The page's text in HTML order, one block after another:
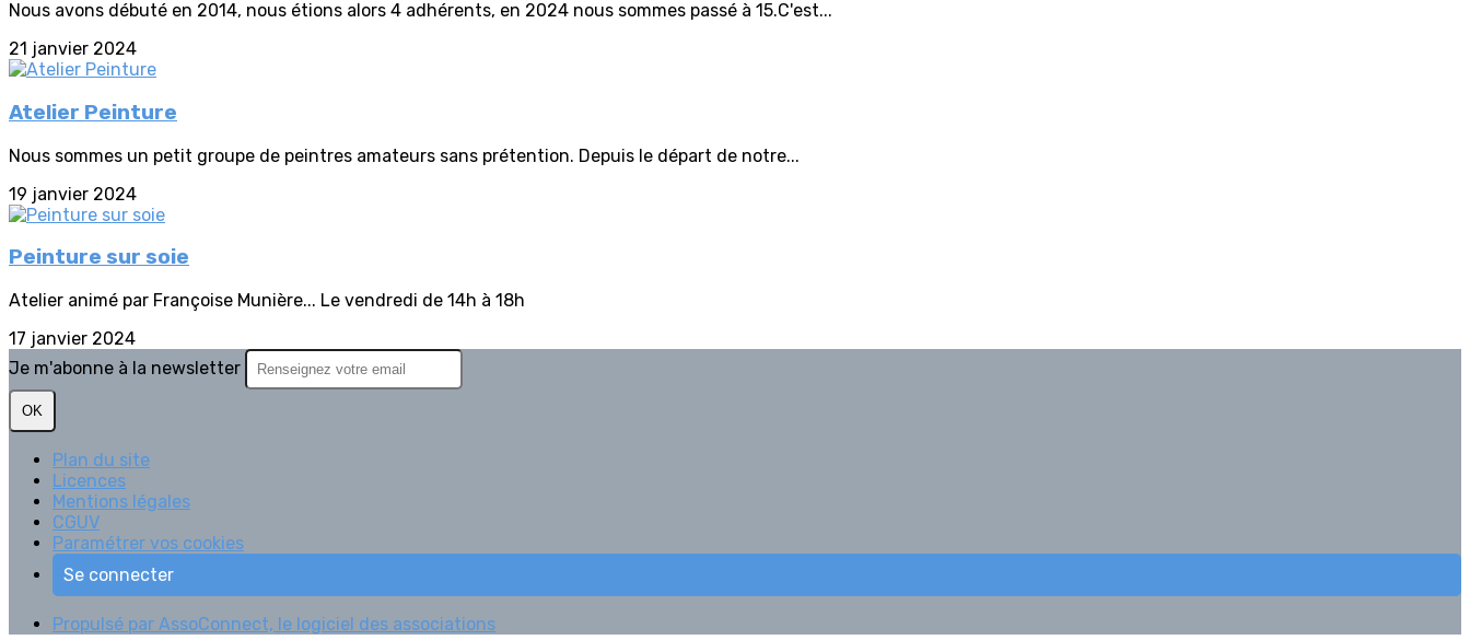
Nous avons débuté en 2014, nous étions alors 4 adhérents, en 2024 nous sommes passé à 15.C'est...
21 janvier 2024
Atelier Peinture
Nous sommes un petit groupe de peintres amateurs sans prétention. Depuis le départ de notre...
19 janvier 2024
Peinture sur soie
Atelier animé par Françoise Munière... Le vendredi de 14h à 18h
17 janvier 2024
Je m'abonne à la newsletter
OK
Plan du site
Licences
Mentions légales
CGUV
Paramétrer vos cookies
Se connecter
Propulsé par AssoConnect, le logiciel des associations